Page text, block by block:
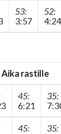
53:
3:57
52:
4:24
Aika rastille
45:
6:21
35:
45:
35: